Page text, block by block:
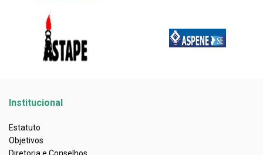
Institucional
Estatuto
Objetivos